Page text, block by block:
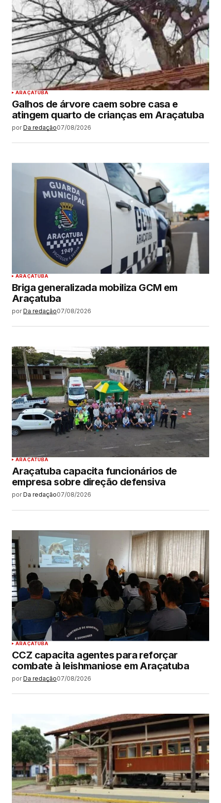
ARAÇATUBA
Galhos de árvore caem sobre casa e
atingem quarto de crianças em Araçatuba
por Da redação07/08/2026
ARAÇATUBA
Briga generalizada mobiliza GCM em
Araçatuba
por Da redação07/08/2026
ARAÇATUBA
Araçatuba capacita funcionários de
empresa sobre direção defensiva
por Da redação07/08/2026
ARAÇATUBA
CCZ capacita agentes para reforçar
combate à leishmaniose em Araçatuba
por Da redação07/08/2026